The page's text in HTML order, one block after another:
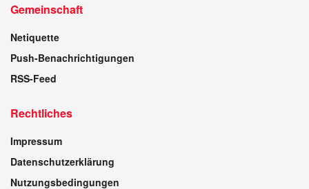
Gemeinschaft
Netiquette
Push-Benachrichtigungen
RSS-Feed
Rechtliches
Impressum
Datenschutzerklärung
Nutzungsbedingungen